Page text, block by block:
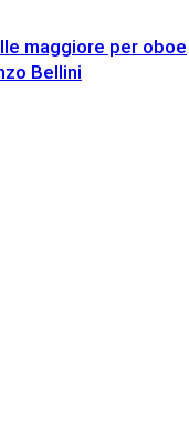
maggiore per oboe
Bellini